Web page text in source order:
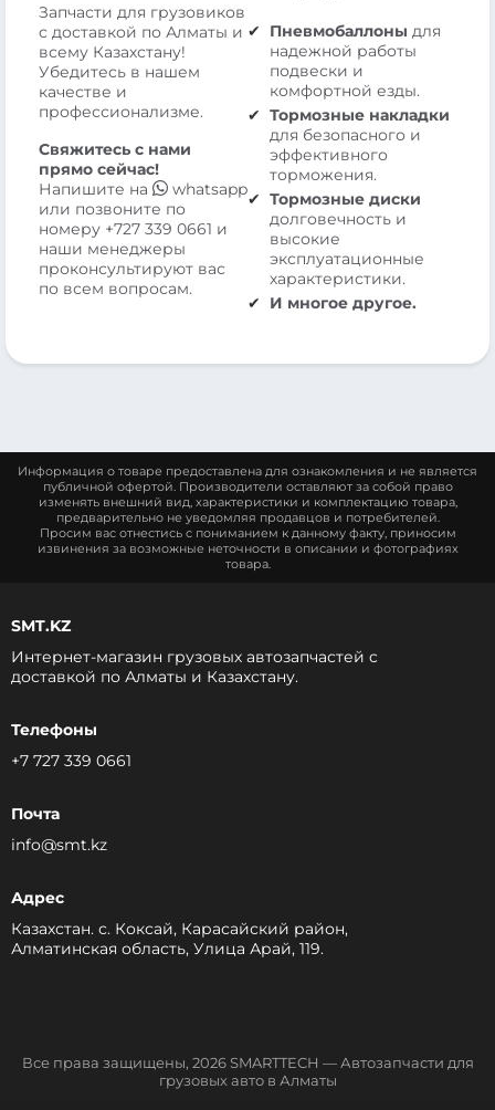
Запчасти для грузовиков
с доставкой по Алматы и
всему Казахстану!
Убедитесь в нашем
качестве и
профессионализме.
Свяжитесь с нами
прямо сейчас!
Напишите на
whatsapp
или позвоните по
номеру +727 339 0661 и
наши менеджеры
проконсультируют вас
по всем вопросам.
Пневмобаллоны для
надежной работы
подвески и
комфортной езды.
Тормозные накладки
для безопасного и
эффективного
торможения.
Тормозные диски
долговечность и
высокие
эксплуатационные
характеристики.
И многое другое.
Информация о товаре предоставлена для ознакомления и не является
публичной офертой. Производители оставляют за собой право
изменять внешний вид, характеристики и комплектацию товара,
предварительно не уведомляя продавцов и потребителей.
Просим вас отнестись с пониманием к данному факту, приносим
извинения за возможные неточности в описании и фотографиях
товара.
SMT.KZ
Интернет-магазин грузовых автозапчастей c
доставкой по Алматы и Казахстану.
Телефоны
+7 727 339 0661
Почта
info@smt.kz
Адрес
Казахстан. с. Коксай, Карасайский район,
Алматинская область, Улица Арай, 119.
Все права защищены, 2026 SMARTTECH — Автозапчасти для
грузовых авто в Алматы